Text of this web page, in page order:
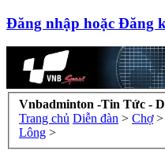
Đăng nhập hoặc Đăng
Vnbadminton -Tin Tức -
Trang chủ Diễn đàn > Chợ >
Lông >